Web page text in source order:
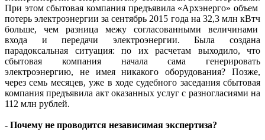
При этом сбытовая компания предъявила «Архэнерго» объем
потерь электроэнергии за сентябрь 2015 года на 32,3 млн кВтч
больше, чем разница межу согласованными величинами
входа и передачи электроэнергии. Была создана
парадоксальная ситуация: по их расчетам выходило, что
сбытовая компания начала сама генерировать
электроэнергию, не имея никакого оборудования? Позже,
через семь месяцев, уже в ходе судебного заседания сбытовая
компания предъявила акт оказанных услуг с разногласиями на
112 млн рублей.
- Почему не проводится независимая экспертиза?